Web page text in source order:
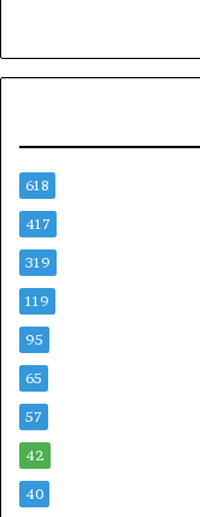
618
417
319
119
95
65
57
42
40